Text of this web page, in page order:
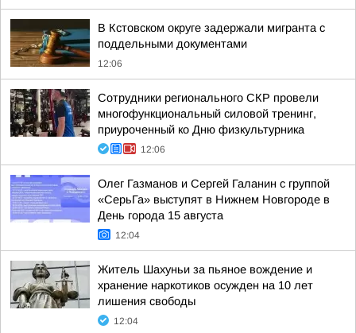
В Кстовском округе задержали мигранта с
поддельными документами
12:06
Сотрудники регионального СКР провели
многофункциональный силовой тренинг,
приуроченный ко Дню физкультурника
12:06
Олег Газманов и Сергей Галанин с группой
«СерьГа» выступят в Нижнем Новгороде в
День города 15 августа
12:04
Житель Шахуньи за пьяное вождение и
хранение наркотиков осужден на 10 лет
лишения свободы
12:04